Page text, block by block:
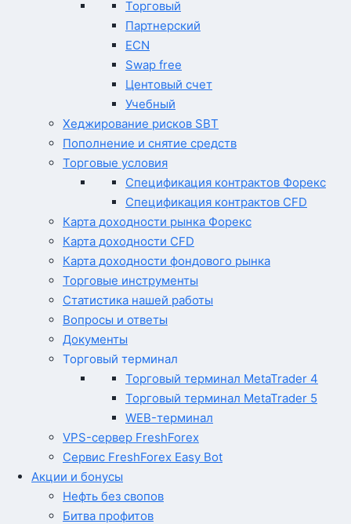
Торговый
Партнерский
ECN
Swap free
Центовый счет
Учебный
Хеджирование рисков SBT
Пополнение и снятие средств
Торговые условия
Спецификация контрактов Форекс
Спецификация контрактов CFD
Карта доходности рынка Форекс
Карта доходности CFD
Карта доходности фондового рынка
Торговые инструменты
Статистика нашей работы
Вопросы и ответы
Документы
Торговый терминал
Торговый терминал MetaTrader 4
Торговый терминал MetaTrader 5
WEB-терминал
VPS-сервер FreshForex
Сервис FreshForex Easy Bot
Акции и бонусы
Нефть без свопов
Битва профитов